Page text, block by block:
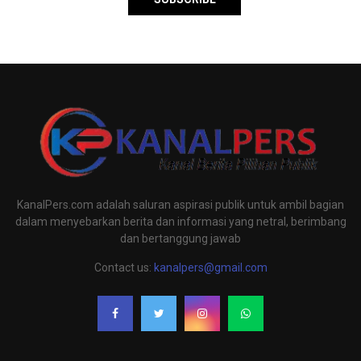
KanalPers.com adalah saluran aspirasi publik untuk ambil bagian
dalam menyebarkan berita dan informasi yang netral, berimbang
dan bertanggung jawab
Contact us: kanalpers@gmail.com